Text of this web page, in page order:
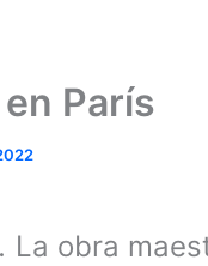
París
La obra